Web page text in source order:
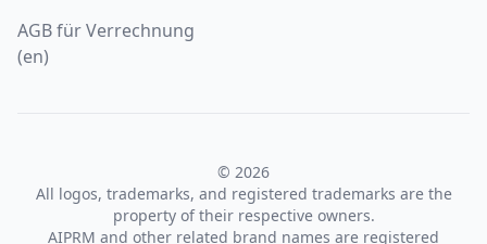
AGB für Verrechnung
(en)
© 2026
All logos, trademarks, and registered trademarks are the
property of their respective owners.
AIPRM and other related brand names are registered